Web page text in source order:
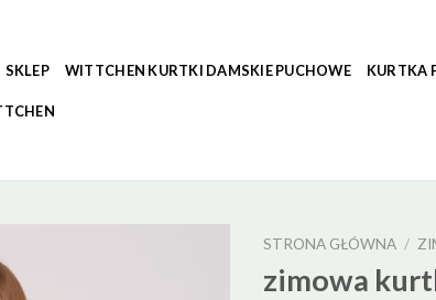
SKLEP WITTCHEN KURTKI DAMSKIE PUCHOWE KURTKA
STRONA GŁÓWNA /
zimowa